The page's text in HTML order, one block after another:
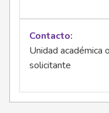
Contacto
Unidad académica
solicitante